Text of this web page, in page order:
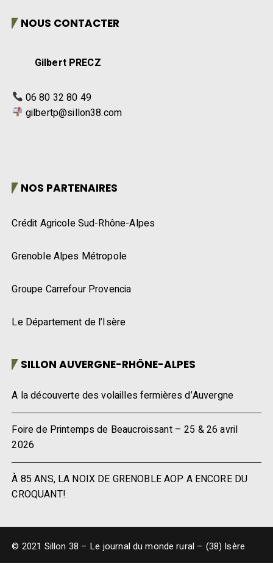
NOUS CONTACTER
Gilbert PRECZ
06 80 32 80 49
gilbertp@sillon38.com
NOS PARTENAIRES
Crédit Agricole Sud-Rhône-Alpes
Grenoble Alpes Métropole
Groupe Carrefour Provencia
Le Département de l’Isère
SILLON AUVERGNE-RHÔNE-ALPES
A la découverte des volailles fermières d’Auvergne
Foire de Printemps de Beaucroissant – 25 & 26 avril
2026
À 85 ANS, LA NOIX DE GRENOBLE AOP A ENCORE DU
CROQUANT!
© 2021 Sillon 38 – Le journal du monde rural – (38) Isère